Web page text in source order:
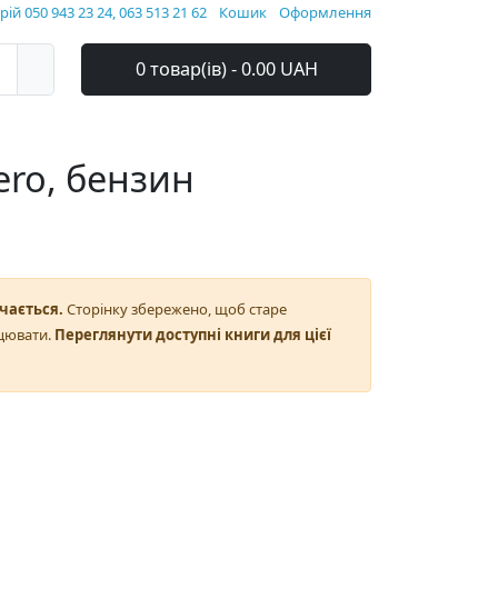
050 943 23 24, 063 513 21 62 Кошик Оформлення
0 товар(ів) - 0.00 UAH
бензин
Сторінку збережено, щоб старе
Переглянути доступні книги для цієї